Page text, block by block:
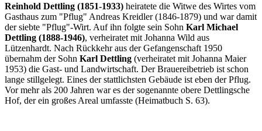
Reinhold Dettling (1851-1933) heiratete die Witwe des Wirtes vom
Gasthaus zum "Pflug" Andreas Kreidler (1846-1879) und war damit
der siebte "Pflug"-Wirt. Auf ihn folgte sein Sohn Karl Michael
Dettling (1888-1946), verheiratet mit Johanna Wild aus
Lützenhardt. Nach Rückkehr aus der Gefangenschaft 1950
übernahm der Sohn Karl Dettling (verheiratet mit Johanna Maier
1953) die Gast- und Landwirtschaft. Der Brauereibetrieb ist schon
lange stillgelegt. Eines der stattlichsten Gebäude ist eben der Pflug.
Vor mehr als 200 Jahren war es der sogenannte obere Dettlingsche
Hof, der ein großes Areal umfasste (Heimatbuch S. 63).